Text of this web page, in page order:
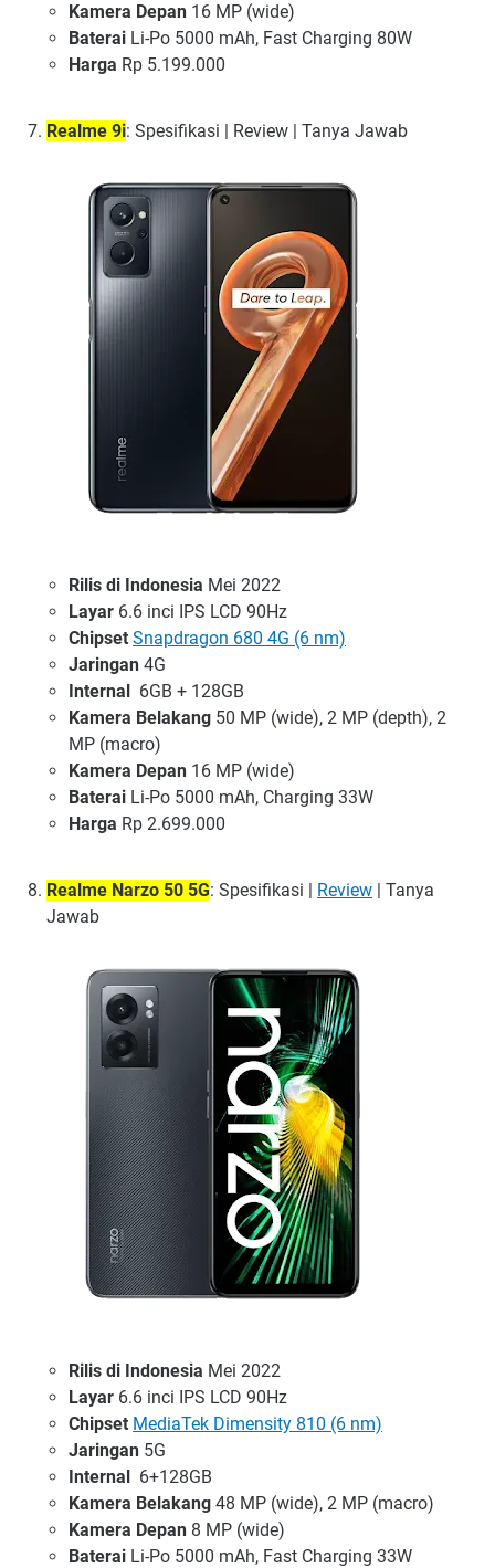
Kamera Depan 16 MP (wide)
Baterai Li-Po 5000 mAh, Fast Charging 80W
Harga Rp 5.199.000
Realme 9i: Spesifikasi | Review | Tanya Jawab
Rilis di Indonesia Mei 2022
Layar 6.6 inci IPS LCD 90Hz
Chipset Snapdragon 680 4G (6 nm)
Jaringan 4G
Internal
6GB + 128GB
Kamera Belakang 50 MP (wide), 2 MP (depth), 2
MP (macro)
Kamera Depan 16 MP (wide)
Baterai Li-Po 5000 mAh, Charging 33W
Harga Rp 2.699.000
Realme Narzo 50 5G: Spesifikasi | Review | Tanya
Jawab
Rilis di Indonesia Mei 2022
Layar 6.6 inci IPS LCD 90Hz
Chipset MediaTek Dimensity 810 (6 nm)
Jaringan 5G
Internal
6+128GB
Kamera Belakang 48 MP (wide), 2 MP (macro)
Kamera Depan 8 MP (wide)
Baterai Li-Po 5000 mAh, Fast Charging 33W